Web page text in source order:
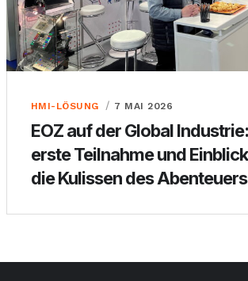
HMI-LÖSUNG 7 MAI 2026
EOZ auf der Global
erste Teilnahme und
die Kulissen des Abenteuers